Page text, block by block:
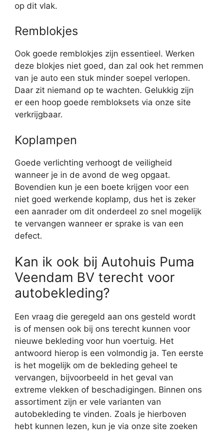
op dit vlak.
Remblokjes
Ook goede remblokjes zijn essentieel. Werken
deze blokjes niet goed, dan zal ook het remmen
van je auto een stuk minder soepel verlopen.
Daar zit niemand op te wachten. Gelukkig zijn
er een hoop goede rembloksets via onze site
verkrijgbaar.
Koplampen
Goede verlichting verhoogt de veiligheid
wanneer je in de avond de weg opgaat.
Bovendien kun je een boete krijgen voor een
niet goed werkende koplamp, dus het is zeker
een aanrader om dit onderdeel zo snel mogelijk
te vervangen wanneer er sprake is van een
defect.
Kan ik ook bij Autohuis Puma
Veendam BV terecht voor
autobekleding?
Een vraag die geregeld aan ons gesteld wordt
is of mensen ook bij ons terecht kunnen voor
nieuwe bekleding voor hun voertuig. Het
antwoord hierop is een volmondig ja. Ten eerste
is het mogelijk om de bekleding geheel te
vervangen, bijvoorbeeld in het geval van
extreme vlekken of beschadigingen. Binnen ons
assortiment zijn er vele varianten van
autobekleding te vinden. Zoals je hierboven
hebt kunnen lezen, kun je via onze site zoeken